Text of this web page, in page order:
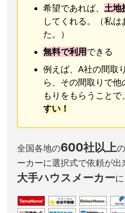
希望であれば、 土地
してくれる。（私は
た。）
無料で利用できる
例えば、A社の間取
ら、その間取りで
もりをもらうことで、
すい！
全国各地の600社以上
ーカーに選択式で依頼が出
大手ハウスメーカー